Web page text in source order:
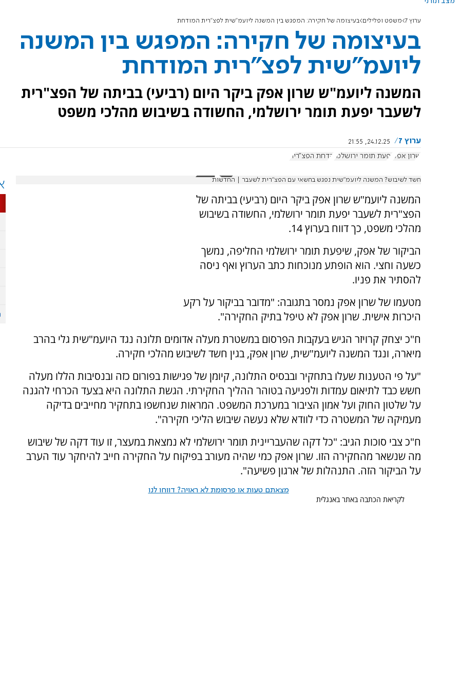
ערוץ 7 משפט ופלילים בעיצומה של חקירה: המפגש בין המשנה ליועמ"שית לפצ"רית המודחת
בעיצומה של חקירה: המפגש בין המשנה
ליועמ"שית לפצ"רית המודחת
המשנה ליועמ"ש שרון אפק ביקר היום (רביעי) בביתה של הפצ"רית
לשעבר יפעת תומר ירושלמי, החשודה בשיבוש מהלכי משפט
ערוץ 7
24.12.25, 21:55
שרון אפק
יפעת תומר ירושלמי הדחת הפצ"רית
חשד לשיבוש? המשנה ליועמ"שית נפגש בחשאי עם הפצ"רית לשעבר | החדשות
המשנה ליועמ"ש שרון אפק ביקר היום (רביעי) בביתה של
הפצ"רית לשעבר יפעת תומר ירושלמי, החשודה בשיבוש
מהלכי משפט, כך דווח בערוץ 14.
הביקור של אפק, שיפעת תומר ירושלמי החליפה, נמשך
כשעה וחצי. הוא הופתע מנוכחות כתב הערוץ ואף ניסה
להסתיר את פניו.
מטעמו של שרון אפק נמסר בתגובה: "מדובר בביקור על רקע
היכרות אישית. שרון אפק לא טיפל בתיק החקירה".
ח"כ יצחק קרויזר הגיש בעקבות הפרסום במשטרת מעלה אדומים תלונה נגד היועמ"שית גלי בהרב
מיארה, ונגד המשנה ליועמ"שית, שרון אפק, בגין חשד לשיבוש מהלכי חקירה.
"על פי הטענות שעלו בתחקיר ובבסיס התלונה, קיומן של פגישות בפורום כזה ובנסיבות הללו מעלה
חשש כבד לתיאום עמדות ולפגיעה בטוהר ההליך החקירתי. הגשת התלונה היא בצעד הכרחי להגנה
על שלטון החוק ועל אמון הציבור במערכת המשפט. המראות שנחשפו בתחקיר מחייבים בדיקה
מעמיקה של המשטרה כדי לוודא שלא נעשה שיבוש הליכי חקירה".
ח"כ צבי סוכות הגיב: "כל דקה שהעבריינית תומר ירושלמי לא נמצאת במעצר, זו עוד דקה של שיבוש
מה שנשאר מהחקירה הזו. שרון אפק כמי שהיה מעורב בפיקוח על החקירה חייב להיחקר עוד הערב
על הביקור הזה. התנהלות של ארגון פשיעה".
מצאתם טעות או פרסומת לא ראויה? דווחו לנו
לקריאת הכתבה באתר באנגלית